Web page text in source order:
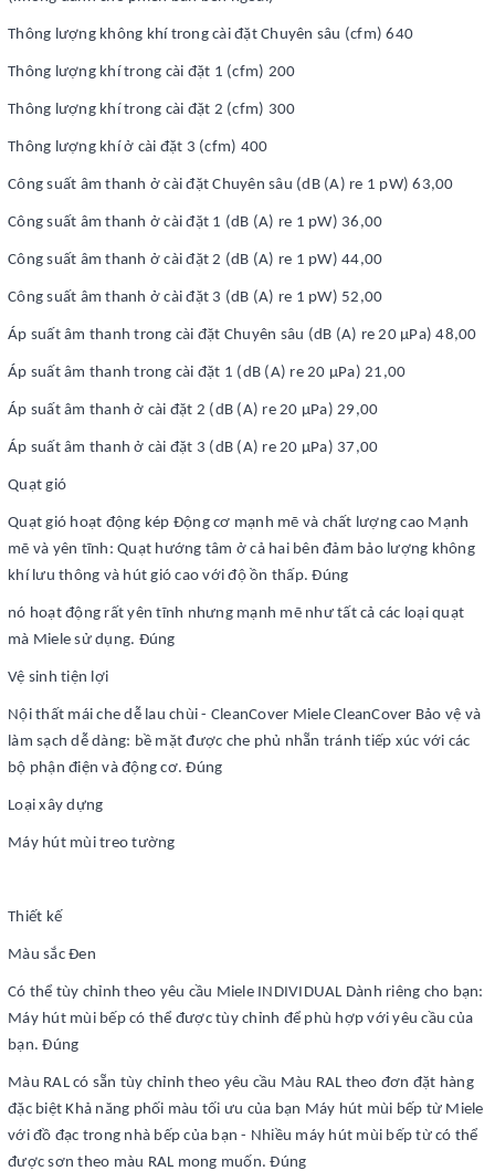
Thông lượng không khí trong cài đặt Chuyên sâu (cfm) 640
Thông lượng khí trong cài đặt 1 (cfm) 200
Thông lượng khí trong cài đặt 2 (cfm) 300
Thông lượng khí ở cài đặt 3 (cfm) 400
Công suất âm thanh ở cài đặt Chuyên sâu (dB (A) re 1 pW) 63,00
Công suất âm thanh ở cài đặt 1 (dB (A) re 1 pW) 36,00
Công suất âm thanh ở cài đặt 2 (dB (A) re 1 pW) 44,00
Công suất âm thanh ở cài đặt 3 (dB (A) re 1 pW) 52,00
Áp suất âm thanh trong cài đặt Chuyên sâu (dB (A) re 20 µPa) 48,00
Áp suất âm thanh trong cài đặt 1 (dB (A) re 20 µPa) 21,00
Áp suất âm thanh ở cài đặt 2 (dB (A) re 20 µPa) 29,00
Áp suất âm thanh ở cài đặt 3 (dB (A) re 20 µPa) 37,00
Quạt gió
Quạt gió hoạt động kép Động cơ mạnh mẽ và chất lượng cao Mạnh
mẽ và yên tĩnh: Quạt hướng tâm ở cả hai bên đảm bảo lượng không
khí lưu thông và hút gió cao với độ ồn thấp. Đúng
nó hoạt động rất yên tĩnh nhưng mạnh mẽ như tất cả các loại quạt
mà Miele sử dụng. Đúng
Vệ sinh tiện lợi
Nội thất mái che dễ lau chùi - CleanCover Miele CleanCover Bảo vệ và
làm sạch dễ dàng: bề mặt được che phủ nhẵn tránh tiếp xúc với các
bộ phận điện và động cơ. Đúng
Loại xây dựng
Máy hút mùi treo tường
Thiết kế
Màu sắc Đen
Có thể tùy chỉnh theo yêu cầu Miele INDIVIDUAL Dành riêng cho bạn:
Máy hút mùi bếp có thể được tùy chỉnh để phù hợp với yêu cầu của
bạn. Đúng
Màu RAL có sẵn tùy chỉnh theo yêu cầu Màu RAL theo đơn đặt hàng
đặc biệt Khả năng phối màu tối ưu của bạn Máy hút mùi bếp từ Miele
với đồ đạc trong nhà bếp của bạn - Nhiều máy hút mùi bếp từ có thể
được sơn theo màu RAL mong muốn. Đúng